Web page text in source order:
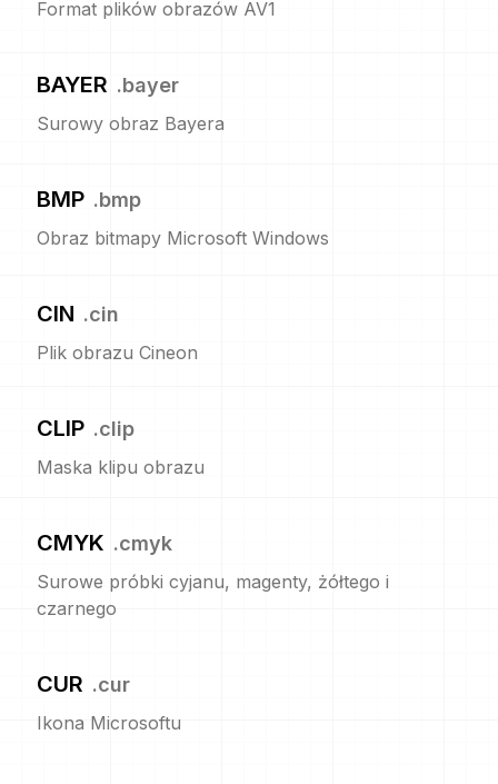
Format plików obrazów AV1
BAYER .bayer
Surowy obraz Bayera
BMP .bmp
Obraz bitmapy Microsoft Windows
CIN .cin
Plik obrazu Cineon
CLIP .clip
Maska klipu obrazu
CMYK .cmyk
Surowe próbki cyjanu, magenty, żółtego i
czarnego
CUR .cur
Ikona Microsoftu